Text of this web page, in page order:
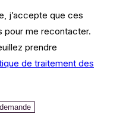
j’accepte que ces
pour me recontacter.
prendre
de traitement des